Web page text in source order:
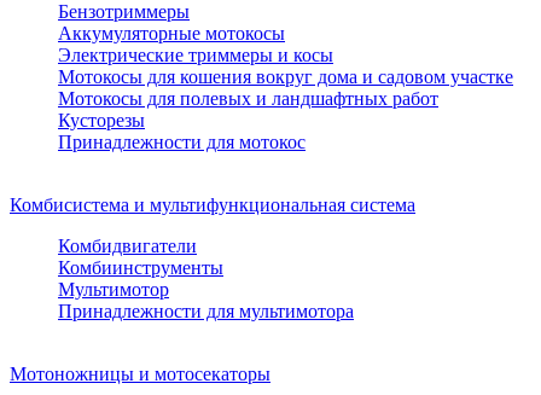
Бензотриммеры
Аккумуляторные мотокосы
Электрические триммеры и косы
Мотокосы для кошения вокруг дома и садовом участке
Мотокосы для полевых и ландшафтных работ
Кусторезы
Принадлежности для мотокос
Комбисистема и мультифункциональная система
Комбидвигатели
Комбиинструменты
Мультимотор
Принадлежности для мультимотора
Мотоножницы и мотосекаторы